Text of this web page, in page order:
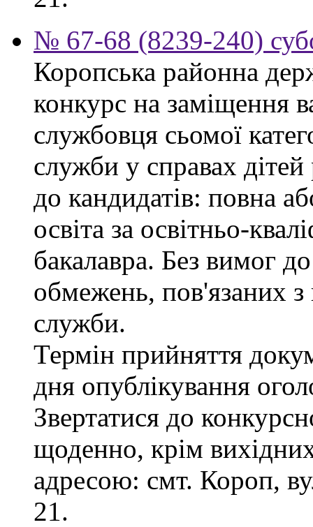
№ 67-68 (8239-240)
Коропська районна
конкурс на заміщення
службовця сьомої
служби у справах
до кандидатів: повна
освіта за освітньо-
бакалавра. Без вимог
обмежень, пов'язаних
служби.
Термін прийняття
дня опублікування
Звертатися до
щоденно, крім
адресою: смт. Короп,
21.